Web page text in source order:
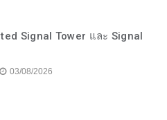
Signal Tower และ Signal
03/08/2026